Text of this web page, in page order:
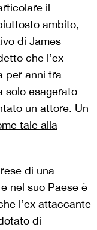
il
ambito,
di James
che l’ex
per anni tra
solo esagerato
un attore. Un
tale alla
di una
nel suo Paese è
l’ex attaccante
di